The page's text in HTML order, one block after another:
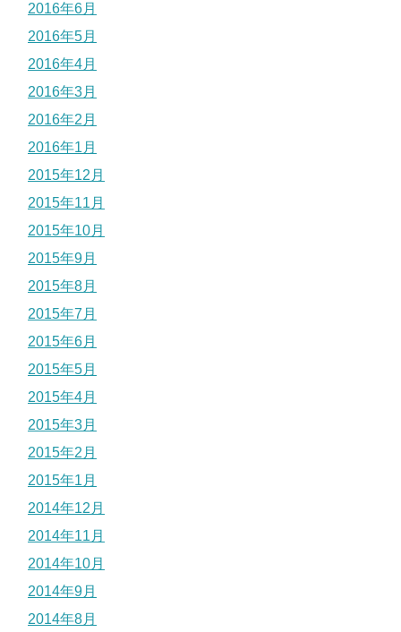
2016年6月
2016年5月
2016年4月
2016年3月
2016年2月
2016年1月
2015年12月
2015年11月
2015年10月
2015年9月
2015年8月
2015年7月
2015年6月
2015年5月
2015年4月
2015年3月
2015年2月
2015年1月
2014年12月
2014年11月
2014年10月
2014年9月
2014年8月